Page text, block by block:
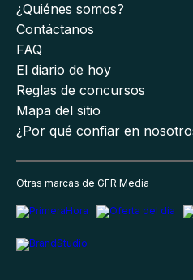
¿Quiénes somos?
Contáctanos
FAQ
El diario de hoy
Reglas de concursos
Mapa del sitio
¿Por qué confiar en
Otras marcas de GFR Media